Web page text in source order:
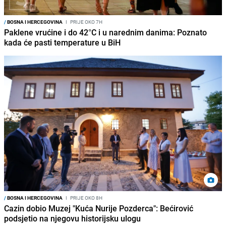
/BOSNA I HERCEGOVINA I PRIJE OKO 7H
Paklene vrućine i do 42°C i u narednim danima: Poznato
kada će pasti temperature u BiH
/BOSNA I HERCEGOVINA I PRIJE OKO 8H
Cazin dobio Muzej "Kuća Nurije Pozderca": Bećirović
podsjetio na njegovu historijsku ulogu